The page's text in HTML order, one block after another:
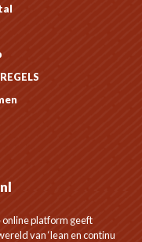
platform geeft
van ‘lean en continu